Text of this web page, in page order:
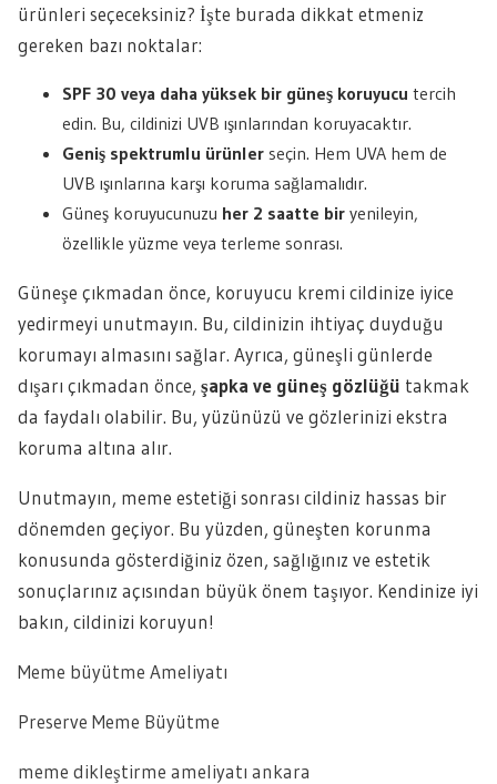
ürünleri seçeceksiniz? İşte burada dikkat etmeniz
gereken bazı noktalar:
SPF 30 veya daha yüksek bir güneş koruyucu tercih
edin. Bu, cildinizi UVB ışınlarından koruyacaktır.
Geniş spektrumlu ürünler seçin. Hem UVA hem de
UVB ışınlarına karşı koruma sağlamalıdır.
Güneş koruyucunuzu her 2 saatte bir yenileyin,
özellikle yüzme veya terleme sonrası.
Güneşe çıkmadan önce, koruyucu kremi cildinize iyice
yedirmeyi unutmayın. Bu, cildinizin ihtiyaç duyduğu
korumayı almasını sağlar. Ayrıca, güneşli günlerde
dışarı çıkmadan önce, şapka ve güneş gözlüğü takmak
da faydalı olabilir. Bu, yüzünüzü ve gözlerinizi ekstra
koruma altına alır.
Unutmayın, meme estetiği sonrası cildiniz hassas bir
dönemden geçiyor. Bu yüzden, güneşten korunma
konusunda gösterdiğiniz özen, sağlığınız ve estetik
sonuçlarınız açısından büyük önem taşıyor. Kendinize iyi
bakın, cildinizi koruyun!
Meme büyütme Ameliyatı
Preserve Meme Büyütme
meme dikleştirme ameliyatı ankara